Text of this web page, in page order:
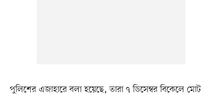
পুলিশের এজাহারে বলা হয়েছে, তারা ৭ ডিসেম্বর বিকেলে মোট